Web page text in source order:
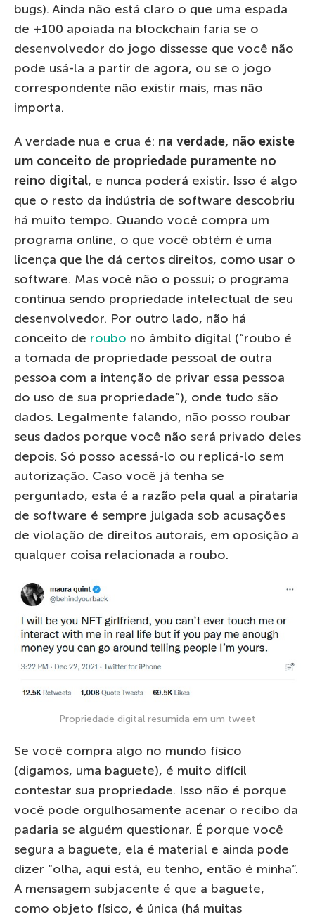
bugs). Ainda não está claro o que uma espada
de +100 apoiada na blockchain faria se o
desenvolvedor do jogo dissesse que você não
pode usá-la a partir de agora, ou se o jogo
correspondente não existir mais, mas não
importa.
A verdade nua e crua é: na verdade, não existe
um conceito de propriedade puramente no
reino digital, e nunca poderá existir. Isso é algo
que o resto da indústria de software descobriu
há muito tempo. Quando você compra um
programa online, o que você obtém é uma
licença que lhe dá certos direitos, como usar o
software. Mas você não o possui; o programa
continua sendo propriedade intelectual de seu
desenvolvedor. Por outro lado, não há
conceito de roubo no âmbito digital (“roubo é
a tomada de propriedade pessoal de outra
pessoa com a intenção de privar essa pessoa
do uso de sua propriedade”), onde tudo são
dados. Legalmente falando, não posso roubar
seus dados porque você não será privado deles
depois. Só posso acessá-lo ou replicá-lo sem
autorização. Caso você já tenha se
perguntado, esta é a razão pela qual a pirataria
de software é sempre julgada sob acusações
de violação de direitos autorais, em oposição a
qualquer coisa relacionada a roubo.
Propriedade digital resumida em um tweet
Se você compra algo no mundo físico
(digamos, uma baguete), é muito difícil
contestar sua propriedade. Isso não é porque
você pode orgulhosamente acenar o recibo da
padaria se alguém questionar. É porque você
segura a baguete, ela é material e ainda pode
dizer “olha, aqui está, eu tenho, então é minha”.
A mensagem subjacente é que a baguete,
como objeto físico, é única (há muitas